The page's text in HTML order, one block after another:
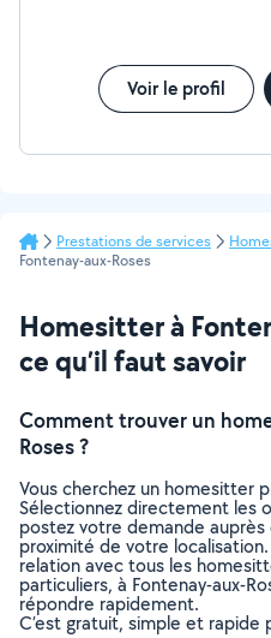
Voir le profil
Prestations de services
Fontenay-aux-Roses
Homesitter à
ce qu’il faut savoir
Comment trouver un
Roses ?
Vous cherchez un homesitter
Sélectionnez directement les
postez votre demande
proximité de votre
relation avec tous les
particuliers, à Fontenay-aux-
répondre rapidement.
C’est gratuit, simple et rapide